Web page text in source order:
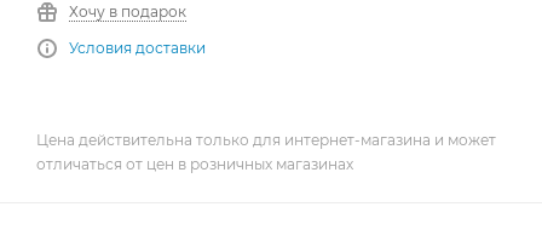
Хочу в подарок
Условия доставки
Цена действительна только для интернет-магазина и может
отличаться от цен в розничных магазинах